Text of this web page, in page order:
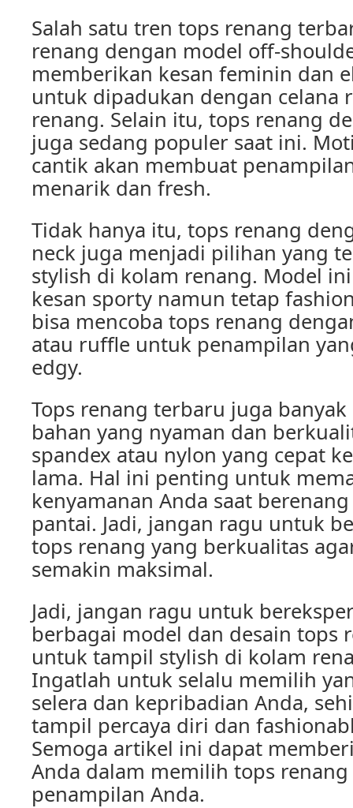
Salah satu tren tops renang
renang dengan model off-
memberikan kesan feminin dan
untuk dipadukan dengan celana
renang. Selain itu, tops renang
juga sedang populer saat ini.
cantik akan membuat
menarik dan fresh.
Tidak hanya itu, tops renang
neck juga menjadi pilihan yang
stylish di kolam renang. Model
kesan sporty namun tetap
bisa mencoba tops renang
atau ruffle untuk penampilan
edgy.
Tops renang terbaru juga
bahan yang nyaman dan
spandex atau nylon yang cepat
lama. Hal ini penting untuk
kenyamanan Anda saat
pantai. Jadi, jangan ragu untuk
tops renang yang berkualitas
semakin maksimal.
Jadi, jangan ragu untuk
berbagai model dan desain tops
untuk tampil stylish di kolam
Ingatlah untuk selalu memilih
selera dan kepribadian Anda,
tampil percaya diri dan
Semoga artikel ini dapat
Anda dalam memilih tops
penampilan Anda.